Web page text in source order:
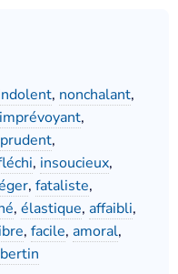
, nonchalant,
imprévoyant,
,
, insoucieux,
, fataliste,
, élastique, affaibli,
, facile, amoral,